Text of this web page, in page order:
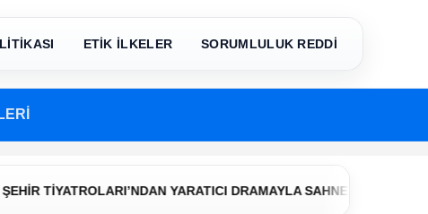
ETİK İLKELER SORUMLULUK REDDİ
YARATICI DRAMAYLA SAHNEYE İLK ADIM